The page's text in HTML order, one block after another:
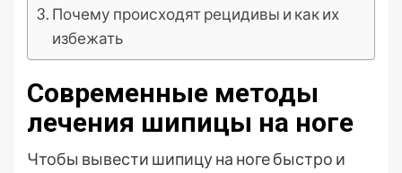
Почему происходят рецидивы и как их
избежать
Современные методы
лечения шипицы на ноге
Чтобы вывести шипицу на ноге быстро и